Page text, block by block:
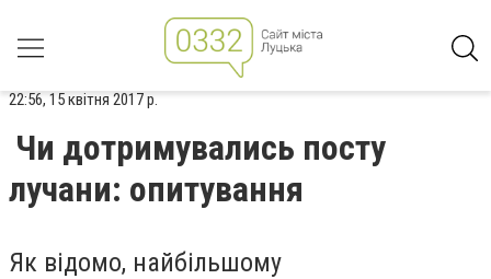
22:56, 15 квітня 2017 р.
Чи дотримувались посту
лучани: опитування
Як відомо, найбільшому